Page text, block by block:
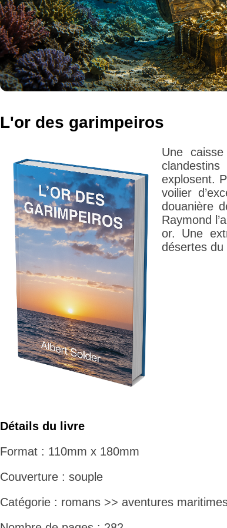
L'or des garimpeiros
Une
explosent.
voilier
douanière
Raymond
or. Une
désertes du
Détails du livre
Format : 110mm x 180mm
Couverture : souple
Catégorie : romans >> aventures